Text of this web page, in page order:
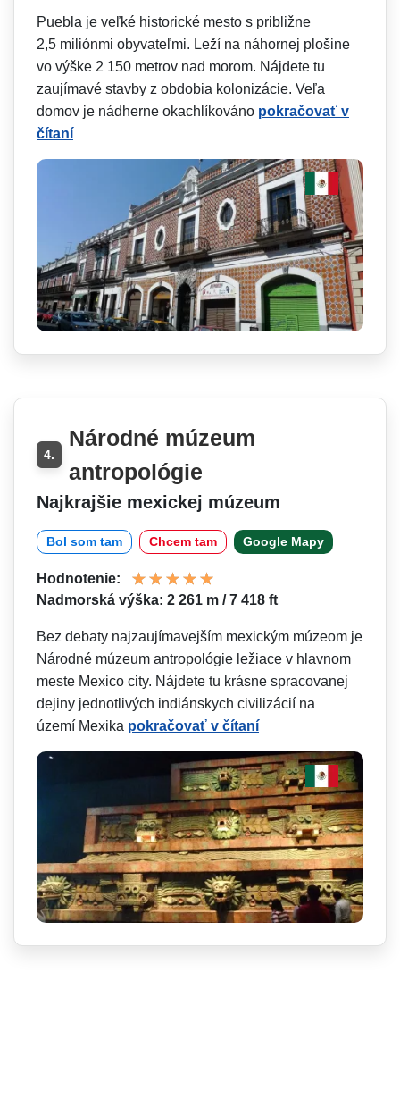
Puebla je veľké historické mesto s približne
2,5 miliónmi obyvateľmi. Leží na náhornej plošine
vo výške 2 150 metrov nad morom. Nájdete tu
zaujímavé stavby z obdobia kolonizácie. Veľa
domov je nádherne okachlíkováno pokračovať v
čítaní
4.
Národné múzeum
antropológie
Najkrajšie mexickej múzeum
Bol som tam Chcem tam Google Mapy
Hodnotenie:
Nadmorská výška: 2 261 m / 7 418 ft
Bez debaty najzaujímavejším mexickým múzeom je
Národné múzeum antropológie ležiace v hlavnom
meste Mexico city. Nájdete tu krásne spracovanej
dejiny jednotlivých indiánskych civilizácií na
území Mexika pokračovať v čítaní